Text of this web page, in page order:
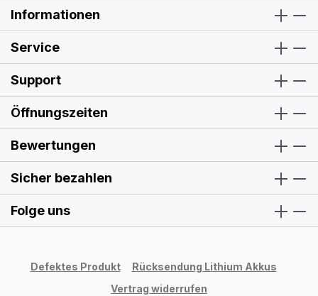
Informationen
Service
Support
Öffnungszeiten
Bewertungen
Sicher bezahlen
Folge uns
Defektes Produkt
Rücksendung Lithium Akkus
Vertrag widerrufen